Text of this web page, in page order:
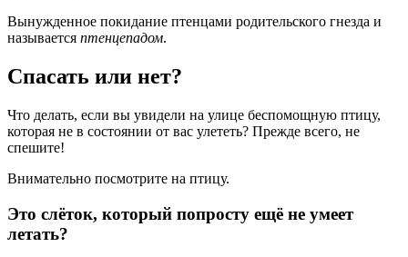
Вынужденное покидание птенцами родительского гнезда и
называется птенцепадом.
Спасать или нет?
Что делать, если вы увидели на улице беспомощную птицу,
которая не в состоянии от вас улететь? Прежде всего, не
спешите!
Внимательно посмотрите на птицу.
Это слёток, который попросту ещё не умеет
летать?